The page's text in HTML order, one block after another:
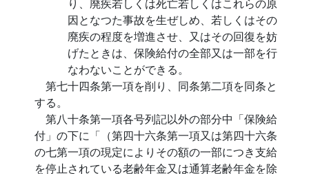
因となつた事故を生ぜしめ、若しくはその
廃疾の程度を増進させ、又はその回復を妨
げたときは、保険給付の全部又は一部を行
なわないことができる。
第七十四条第一項を削り、同条第二項を同条と
する。
第八十条第一項各号列記以外の部分中「保険給
付」の下に「（第四十六条第一項又は第四十六条
の七第一項の現定によりその額の一部につき支給
を停止されている老齢年金又は通算老齢年金を除